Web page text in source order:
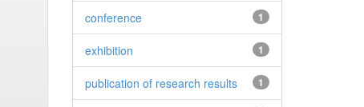
1
conference
1
exhibition
1
publication of research results